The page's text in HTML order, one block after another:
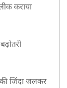
कराया
जिंदा जलकर